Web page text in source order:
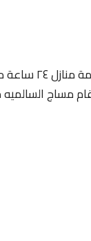
مساج منزلى الكويت 24
مساج